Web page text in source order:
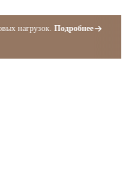
нагрузок. Подробнее